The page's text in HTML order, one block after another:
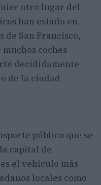
otro lugar del
han estado en
San Francisco,
coches
decididamente
de la ciudad
público que se
capital de
el vehículo más
locales como